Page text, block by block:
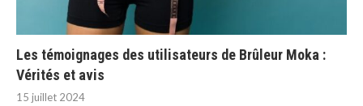
Les témoignages des utilisateurs de Brûleur Moka :
Vérités et avis
15 juillet 2024